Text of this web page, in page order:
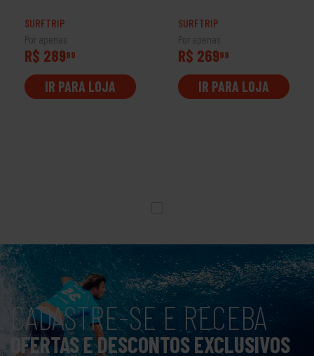
SURFTRIP
Por apenas
R$ 28999
IR PARA LOJA
SURFTRIP
Por apenas
R$ 26999
IR PARA LOJA
CADASTRE-SE E RECEBA
OFERTAS E DESCONTOS EXCLUSIVOS